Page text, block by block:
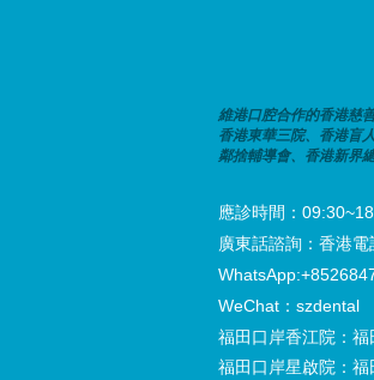
維港口腔合作的香港慈
香港東華三院、香港盲
鄰捨輔導會、香港新界
應診時間：
廣東話諮詢：香港
WeChat：szdental
福田口岸香江院：福
福田口岸星啟院：